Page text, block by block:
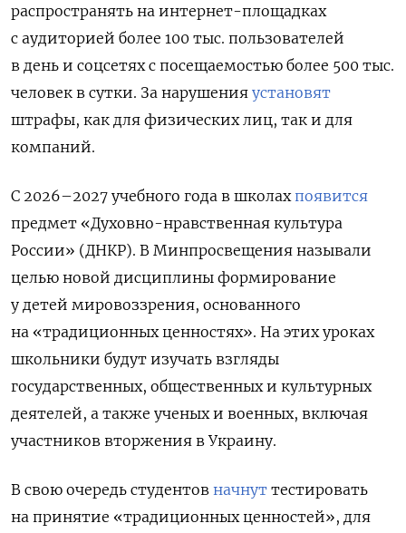
распространять на интернет-площадках
с аудиторией более 100 тыс. пользователей
в день и соцсетях с посещаемостью более 500 тыс.
человек в сутки. За нарушения установят
штрафы, как для физических лиц, так и для
компаний.
С 2026–2027 учебного года в школах появится
предмет «Духовно-нравственная культура
России» (ДНКР). В Минпросвещения называли
целью новой дисциплины формирование
у детей мировоззрения, основанного
на «традиционных ценностях». На этих уроках
школьники будут изучать взгляды
государственных, общественных и культурных
деятелей, а также ученых и военных, включая
участников вторжения в Украину.
В свою очередь студентов начнут тестировать
на принятие «традиционных ценностей», для